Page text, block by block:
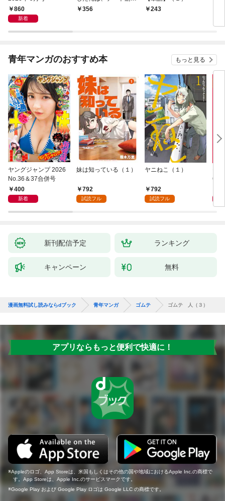
860
新着
で無双する【単話】
356
243
青年マンガのおすすめ本 もっと見る
ヤングジャンプ 2026
No.36＆37合併号
400
新着
妹は知っている（１）
792
試読フル
ヤニねこ（１）
792
試読フル
6・
新刊配信予定 ランキング
キャンペーン 無料
漫画無料試し読みならdブック 青年マンガ ゴムテ ゴムテ 人（３）
アプリならもっと便利で快適に！
Appleのロゴ、App Storeは、米国もしくはその他の国や地域におけるApple Inc.の商標で
す。App Storeは、Apple Inc.のサービスマークです。
Google Play および Google Play ロゴは Google LLC の商標です。